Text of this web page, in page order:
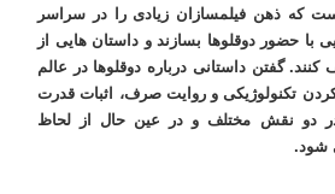
که ذهن فیلمسازان زیادی را در سراسر
با حضور دوقلوها بسازند و داستان هایی از
کنند. گفتن داستانی درباره دوقلوها در عالم
تکنولوژیکی و روایت صرف، اثبات قدرت
دو نقش مختلف و در عین حال از لحاظ
شود.